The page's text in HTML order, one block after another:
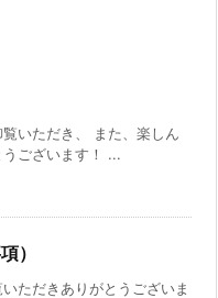
いただき、 また、楽しん
ございます！ ...
）
ただきありがとうございま